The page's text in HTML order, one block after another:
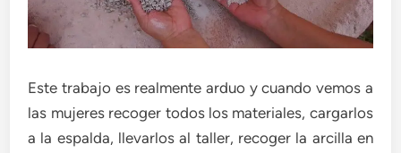
Este trabajo es realmente arduo y cuando vemos a
las mujeres recoger todos los materiales, cargarlos
a la espalda, llevarlos al taller, recoger la arcilla en